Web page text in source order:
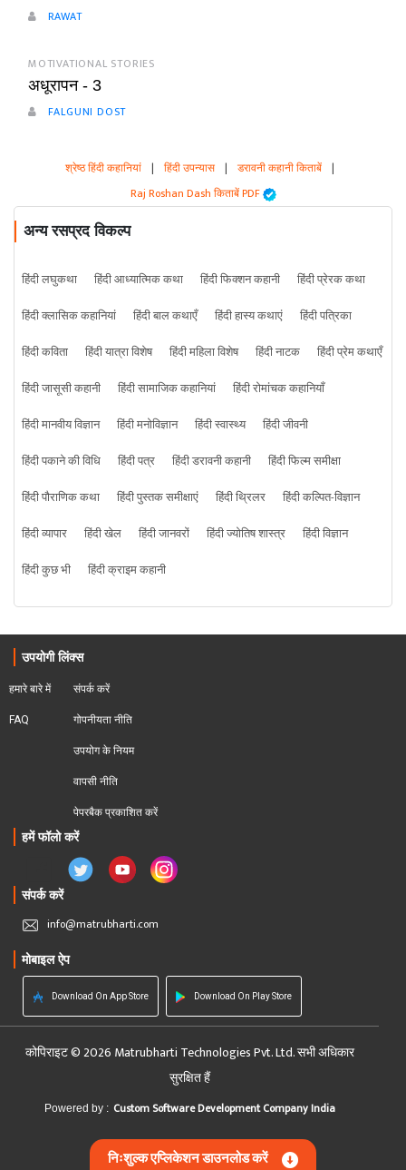
RAWAT
MOTIVATIONAL STORIES
अधूरापन - 3
FALGUNI DOST
श्रेष्ठ हिंदी कहानियां | हिंदी उपन्यास | डरावनी कहानी किताबें |
Raj Roshan Dash किताबें PDF
अन्य रसप्रद विकल्प
हिंदी लघुकथा हिंदी आध्यात्मिक कथा हिंदी फिक्शन कहानी
हिंदी प्रेरक कथा
हिंदी क्लासिक कहानियां
हिंदी बाल कथाएँ हिंदी हास्य कथाएं
हिंदी पत्रिका
हिंदी कविता
हिंदी यात्रा विशेष हिंदी महिला विशेष हिंदी नाटक
हिंदी प्रेम कथाएँ
हिंदी जासूसी कहानी
हिंदी सामाजिक कहानियां
हिंदी रोमांचक कहानियाँ
हिंदी मानवीय विज्ञान
हिंदी मनोविज्ञान हिंदी स्वास्थ्य
हिंदी जीवनी
हिंदी पकाने की विधि
हिंदी पत्र हिंदी डरावनी कहानी
हिंदी फिल्म समीक्षा
हिंदी पौराणिक कथा
हिंदी पुस्तक समीक्षाएं हिंदी थ्रिलर
हिंदी कल्पित-विज्ञान
हिंदी व्यापार
हिंदी खेल हिंदी जानवरों हिंदी ज्योतिष शास्त्र
हिंदी विज्ञान
हिंदी कुछ भी
हिंदी क्राइम कहानी
उपयोगी लिंक्स
हमारे बारे में
FAQ
संपर्क करें
गोपनीयता नीति
उपयोग के नियम
वापसी नीति
पेपरबैक प्रकाशित करें
हमें फॉलो करें
संपर्क करें
info@matrubharti.com
मोबाइल ऐप
Download On App Store Download On Play Store
कोपिराइट © 2026 Matrubharti Technologies Pvt. Ltd. सभी अधिकार
सुरक्षित हैं
Powered by : Custom Software Development Company India
निःशुल्क एप्लिकेशन डाउनलोड करें